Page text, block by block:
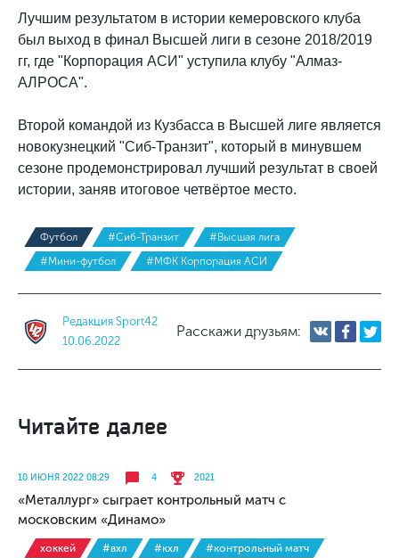
Лучшим результатом в истории кемеровского клуба
был выход в финал Высшей лиги в сезоне 2018/2019
гг, где "Корпорация АСИ" уступила клубу "Алмаз-
АЛРОСА".
Второй командой из Кузбасса в Высшей лиге является
новокузнецкий "Сиб-Транзит", который в минувшем
сезоне продемонстрировал лучший результат в своей
истории, заняв итоговое четвёртое место.
Футбол #Сиб-Транзит
#Высшая лига
#Мини-футбол
#МФК Корпорация АСИ
Редакция Sport42
10.06.2022
Расскажи друзьям:
Читайте далее
10 ИЮНЯ 2022 08:29 4 2021
«Металлург» сыграет контрольный матч с
московским «Динамо»
хоккей #вхл #кхл
#контрольный матч